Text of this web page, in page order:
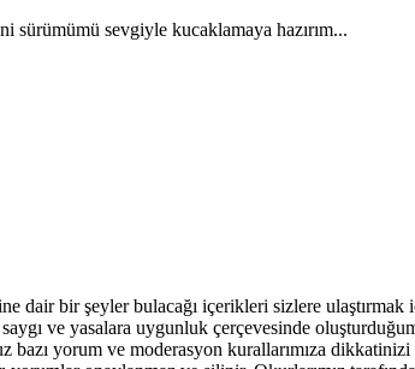
sürümümü sevgiyle kucaklamaya hazırım...
dair bir şeyler bulacağı içerikleri sizlere
ve yasalara uygunluk çerçevesinde
bazı yorum ve moderasyon kurallarımıza